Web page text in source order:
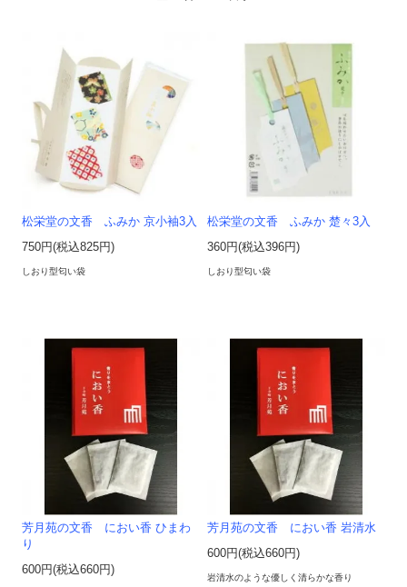
松栄堂の文香 ふみか 京小袖3入
750円(税込825円)
しおり型匂い袋
松栄堂の文香 ふみか 楚々3入
360円(税込396円)
しおり型匂い袋
芳月苑の文香 におい香 ひまわ
り
600円(税込660円)
芳月苑の文香 におい香 岩清水
600円(税込660円)
岩清水のような優しく清らかな香り